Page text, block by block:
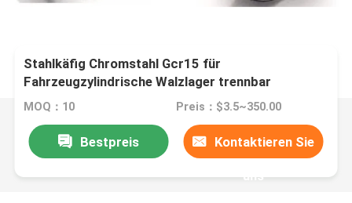
Stahlkäfig Chromstahl Gcr15 für
Fahrzeugzylindrische Walzlager trennbar
MOQ：10 Preis：$3.5~350.00
Bestpreis Kontaktieren Sie
uns